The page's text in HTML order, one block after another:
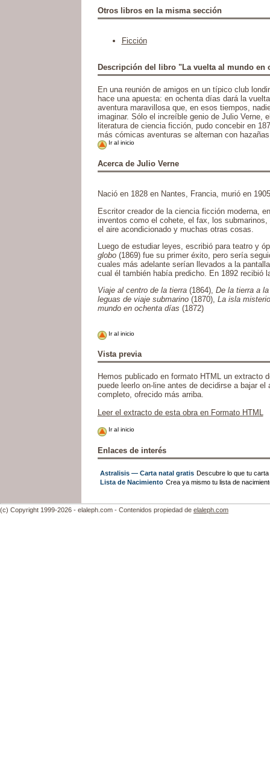
Otros libros en la misma sección
Ficción
Descripción del libro "La vuelta al mundo en
En una reunión de amigos en un típico club
hace una apuesta: en ochenta días dará la
aventura maravillosa que, en esos tiempos,
imaginar. Sólo el increíble genio de Julio Verne,
literatura de ciencia ficción, pudo concebir en
más cómicas aventuras se alternan con
Ir al inicio
Acerca de Julio Verne
Nació en 1828 en Nantes, Francia, murió en 1905
Escritor creador de la ciencia ficción moderna,
inventos como el cohete, el fax, los
el aire acondicionado y muchas otras cosas.
Luego de estudiar leyes, escribió para teatro y
globo(1869) fue su primer éxito, pero sería
cuales más adelante serían llevados a la
cual él también había predicho. En 1892 recibió
Viaje al centro de la tierra(1864), De la tierra a
leguas de viaje submarino(1870), La isla
mundo en ochenta días (1872)
Ir al inicio
Vista previa
Hemos publicado en formato HTML un extracto
puede leerlo on-line antes de decidirse a bajar el
completo, ofrecido más arriba.
Leer el extracto de esta obra en Formato HTML
Ir al inicio
Enlaces de interés
Astralisis — Carta natal gratis Descubre lo que tu
Lista de Nacimiento Crea ya mismo tu lista de
(c) Copyright 1999-2026 - elaleph.com - Contenidos propiedad de elaleph.com